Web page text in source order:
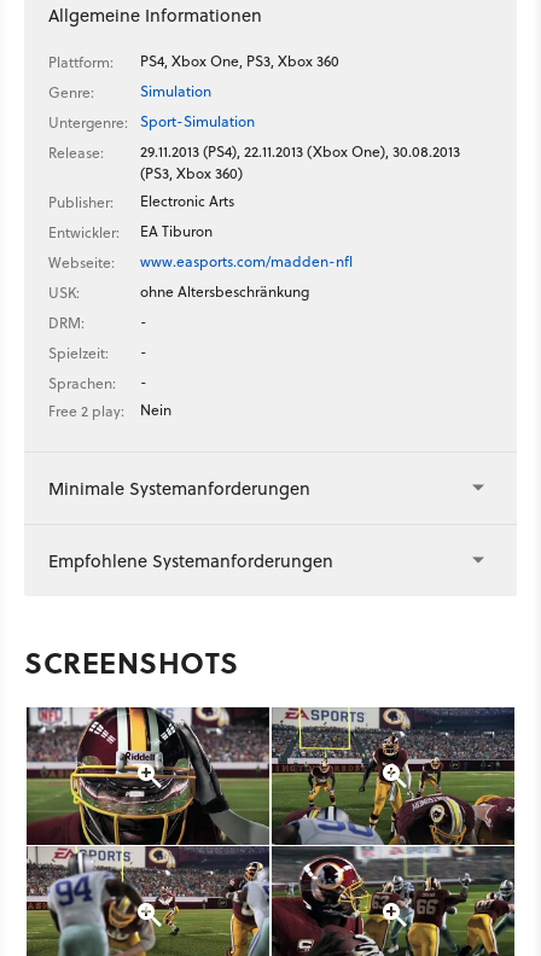
Allgemeine Informationen
Plattform:
PS4, Xbox One, PS3, Xbox 360
Genre:
Simulation
Untergenre:
Sport-Simulation
Release:
29.11.2013 (PS4), 22.11.2013 (Xbox One), 30.08.2013
(PS3, Xbox 360)
Publisher:
Electronic Arts
Entwickler:
EA Tiburon
Webseite:
www.easports.com/madden-nfl
USK:
ohne Altersbeschränkung
DRM:
-
Spielzeit:
-
Sprachen:
-
Free 2 play:
Nein
Minimale Systemanforderungen
Empfohlene Systemanforderungen
SCREENSHOTS